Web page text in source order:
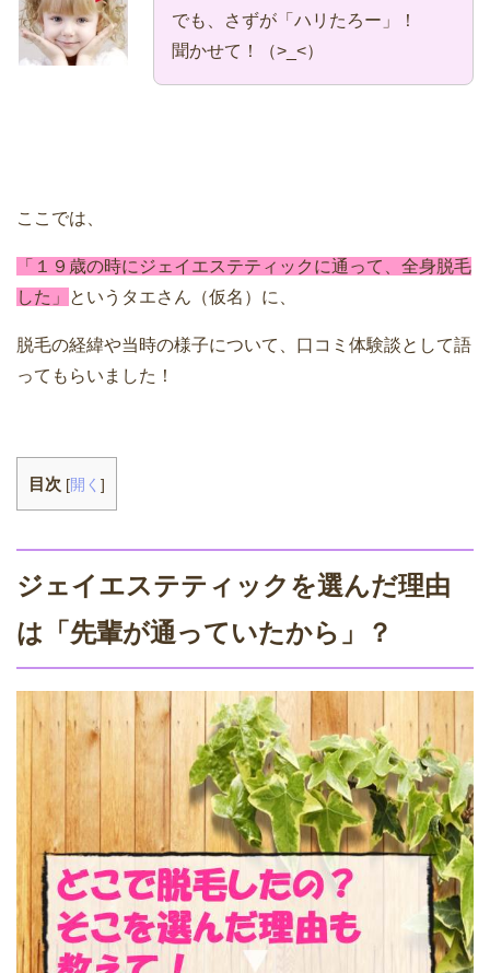
でも、さずが「ハリたろー」！
聞かせて！（>_<）
ここでは、
「１９歳の時にジェイエステティックに通って、全身脱毛
した」
というタエさん（仮名）に、
脱毛の経緯や当時の様子について、口コミ体験談として語
ってもらいました！
目次 [開く ]
ジェイエステティックを選んだ理由
は「先輩が通っていたから」？